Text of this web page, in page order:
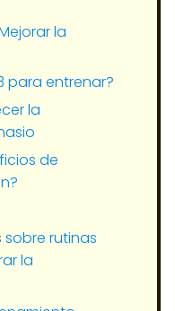
la
para entrenar?
la
de
rutinas
la